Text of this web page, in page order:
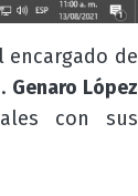
de
Genaro López
con sus